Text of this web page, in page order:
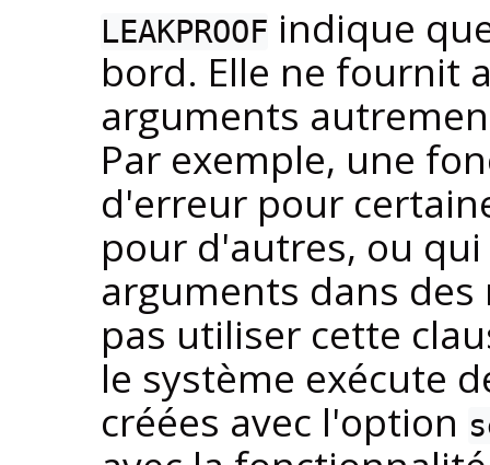
LEAKPROOF indique
bord. Elle ne fournit
arguments
Par exemple, une
d'erreur pour
pour d'autres, ou
arguments dans
pas utiliser cette
le système exécute
créées avec l'option